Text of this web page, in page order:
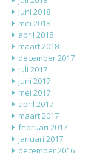
juni 2018
mei 2018
april 2018
maart 2018
december 2017
juli 2017
juni 2017
mei 2017
april 2017
maart 2017
februari 2017
januari 2017
december 2016